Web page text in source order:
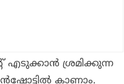
എടുക്കാൻ ശ്രമിക്കുന്ന
കാണാം.